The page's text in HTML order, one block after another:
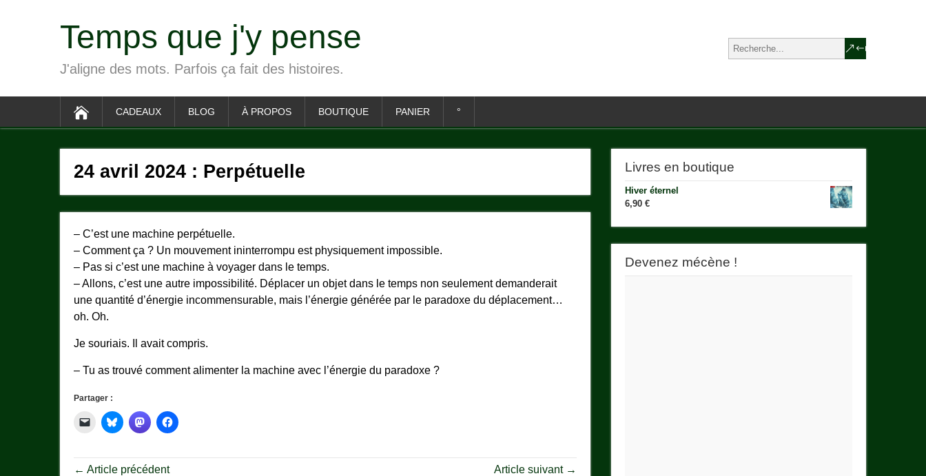
Temps que j'y pense
J'aligne des mots. Parfois ça fait des histoires.
CADEAUX BLOG À PROPOS BOUTIQUE PANIER °
24 avril 2024 : Perpétuelle
– C’est une machine perpétuelle.
– Comment ça ? Un mouvement ininterrompu est physiquement impossible.
– Pas si c’est une machine à voyager dans le temps.
– Allons, c’est une autre impossibilité. Déplacer un objet dans le temps non seulement demanderait
une quantité d’énergie incommensurable, mais l’énergie générée par le paradoxe du déplacement…
oh. Oh.
Je souriais. Il avait compris.
– Tu as trouvé comment alimenter la machine avec l’énergie du paradoxe ?
Partager :
← Article précédent Article suivant →
Livres en boutique
Hiver éternel
6,90 €
Devenez mécène !